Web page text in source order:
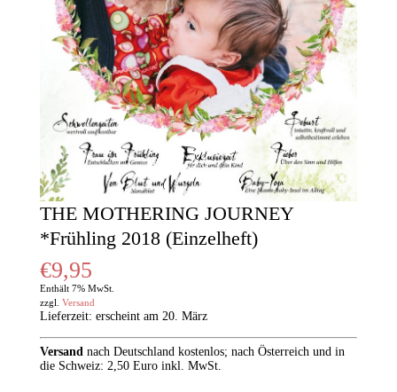
THE MOTHERING JOURNEY
*Frühling 2018 (Einzelheft)
€9,95
Enthält 7% MwSt.
zzgl. Versand
Lieferzeit: erscheint am 20. März
Versand nach Deutschland kostenlos; nach Österreich und in
die Schweiz: 2,50 Euro inkl. MwSt.